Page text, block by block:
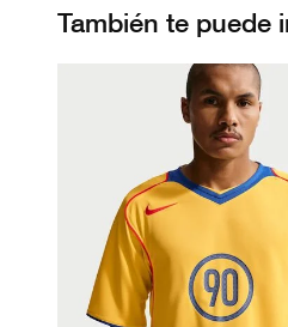
También te puede